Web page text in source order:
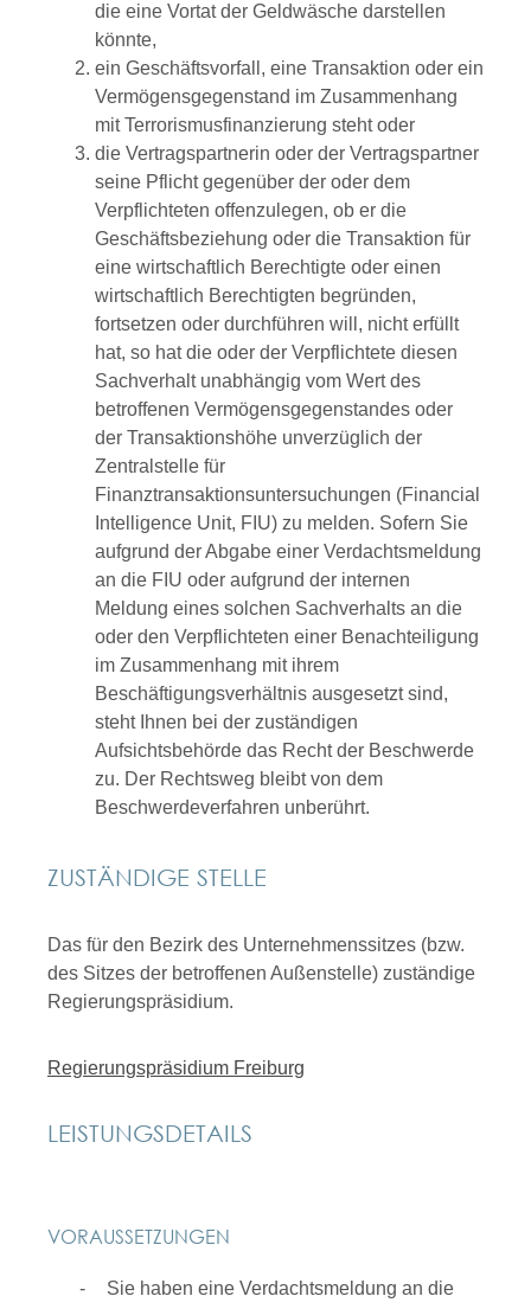
die eine Vortat der Geldwäsche darstellen
könnte,
ein Geschäftsvorfall, eine Transaktion oder ein
Vermögensgegenstand im Zusammenhang
mit Terrorismusfinanzierung steht oder
die Vertragspartnerin oder der Vertragspartner
seine Pflicht gegenüber der oder dem
Verpflichteten offenzulegen, ob er die
Geschäftsbeziehung oder die Transaktion für
eine wirtschaftlich Berechtigte oder einen
wirtschaftlich Berechtigten begründen,
fortsetzen oder durchführen will, nicht erfüllt
hat, so hat die oder der Verpflichtete diesen
Sachverhalt unabhängig vom Wert des
betroffenen Vermögensgegenstandes oder
der Transaktionshöhe unverzüglich der
Zentralstelle für
Finanztransaktionsuntersuchungen (Financial
Intelligence Unit, FIU) zu melden. Sofern Sie
aufgrund der Abgabe einer Verdachtsmeldung
an die FIU oder aufgrund der internen
Meldung eines solchen Sachverhalts an die
oder den Verpflichteten einer Benachteiligung
im Zusammenhang mit ihrem
Beschäftigungsverhältnis ausgesetzt sind,
steht Ihnen bei der zuständigen
Aufsichtsbehörde das Recht der Beschwerde
zu. Der Rechtsweg bleibt von dem
Beschwerdeverfahren unberührt.
ZUSTÄNDIGE STELLE
Das für den Bezirk des Unternehmenssitzes (bzw.
des Sitzes der betroffenen Außenstelle) zuständige
Regierungspräsidium.
Regierungspräsidium Freiburg
LEISTUNGSDETAILS
VORAUSSETZUNGEN
Sie haben eine Verdachtsmeldung an die